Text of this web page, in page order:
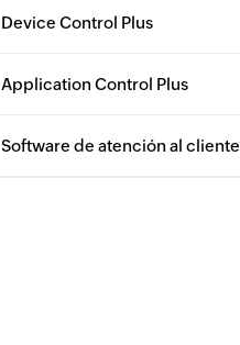
Device Control Plus
Application Control Plus
Software de atención al cliente